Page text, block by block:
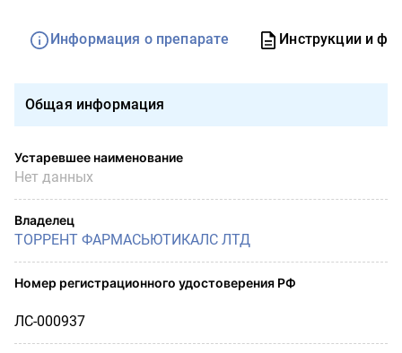
Информация о препарате Инструкции и
Общая информация
Устаревшее наименование
Нет данных
Владелец
ТОРРЕНТ ФАРМАСЬЮТИКАЛС ЛТД
Номер регистрационного удостоверения РФ
ЛС-000937